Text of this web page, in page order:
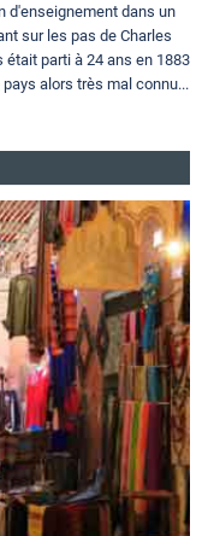
d'enseignement dans un
sur les pas de Charles
parti à 24 ans en 1883
alors très mal connu...